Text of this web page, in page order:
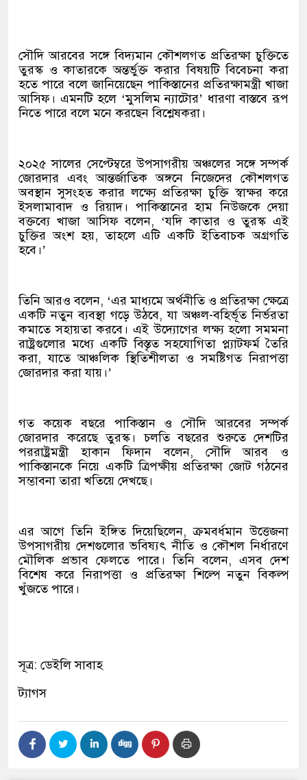
সৌদি আরবের সঙ্গে বিদ্যমান কৌশলগত প্রতিরক্ষা চুক্তিতে
তুরস্ক ও কাতারকে অন্তর্ভুক্ত করার বিষয়টি বিবেচনা করা
হতে পারে বলে জানিয়েছেন পাকিস্তানের প্রতিরক্ষামন্ত্রী খাজা
আসিফ। এমনটি হলে ‘মুসলিম ন্যাটোর’ ধারণা বাস্তবে রূপ
নিতে পারে বলে মনে করছেন বিশ্লেষকরা।
২০২৫ সালের সেপ্টেম্বরে উপসাগরীয় অঞ্চলের সঙ্গে সম্পর্ক
জোরদার এবং আন্তর্জাতিক অঙ্গনে নিজেদের কৌশলগত
অবস্থান সুসংহত করার লক্ষ্যে প্রতিরক্ষা চুক্তি স্বাক্ষর করে
ইসলামাবাদ ও রিয়াদ। পাকিস্তানের হাম নিউজকে দেয়া
বক্তব্যে খাজা আসিফ বলেন, ‘যদি কাতার ও তুরস্ক এই
চুক্তির অংশ হয়, তাহলে এটি একটি ইতিবাচক অগ্রগতি
হবে।’
তিনি আরও বলেন, ‘এর মাধ্যমে অর্থনীতি ও প্রতিরক্ষা ক্ষেত্রে
একটি নতুন ব্যবস্থা গড়ে উঠবে, যা অঞ্চল-বহির্ভূত নির্ভরতা
কমাতে সহায়তা করবে। এই উদ্যোগের লক্ষ্য হলো সমমনা
রাষ্ট্রগুলোর মধ্যে একটি বিস্তৃত সহযোগিতা প্ল্যাটফর্ম তৈরি
করা, যাতে আঞ্চলিক স্থিতিশীলতা ও সমষ্টিগত নিরাপত্তা
জোরদার করা যায়।’
গত কয়েক বছরে পাকিস্তান ও সৌদি আরবের সম্পর্ক
জোরদার করেছে তুরস্ক। চলতি বছরের শুরুতে দেশটির
পররাষ্ট্রমন্ত্রী হাকান ফিদান বলেন, সৌদি আরব ও
পাকিস্তানকে নিয়ে একটি ত্রিপক্ষীয় প্রতিরক্ষা জোট গঠনের
সম্ভাবনা তারা খতিয়ে দেখছে।
এর আগে তিনি ইঙ্গিত দিয়েছিলেন, ক্রমবর্ধমান উত্তেজনা
উপসাগরীয় দেশগুলোর ভবিষ্যৎ নীতি ও কৌশল নির্ধারণে
মৌলিক প্রভাব ফেলতে পারে। তিনি বলেন, এসব দেশ
বিশেষ করে নিরাপত্তা ও প্রতিরক্ষা শিল্পে নতুন বিকল্প
খুঁজতে পারে।
সূত্র: ডেইলি সাবাহ
ট্যাগস